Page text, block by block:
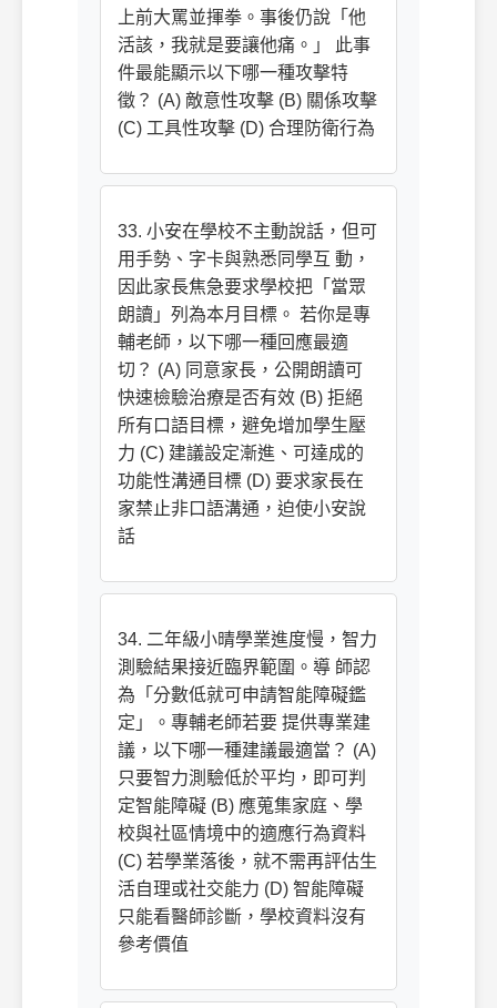
上前大罵並揮拳。事後仍說「他
活該，我就是要讓他痛。」 此事
件最能顯示以下哪一種攻擊特
徵？ (A) 敵意性攻擊 (B) 關係攻擊
(C) 工具性攻擊 (D) 合理防衛行為
33. 小安在學校不主動說話，但可
用手勢、字卡與熟悉同學互 動，
因此家長焦急要求學校把「當眾
朗讀」列為本月目標。 若你是專
輔老師，以下哪一種回應最適
切？ (A) 同意家長，公開朗讀可
快速檢驗治療是否有效 (B) 拒絕
所有口語目標，避免增加學生壓
力 (C) 建議設定漸進、可達成的
功能性溝通目標 (D) 要求家長在
家禁止非口語溝通，迫使小安說
話
34. 二年級小晴學業進度慢，智力
測驗結果接近臨界範圍。導 師認
為「分數低就可申請智能障礙鑑
定」。專輔老師若要 提供專業建
議，以下哪一種建議最適當？ (A)
只要智力測驗低於平均，即可判
定智能障礙 (B) 應蒐集家庭、學
校與社區情境中的適應行為資料
(C) 若學業落後，就不需再評估生
活自理或社交能力 (D) 智能障礙
只能看醫師診斷，學校資料沒有
參考價值